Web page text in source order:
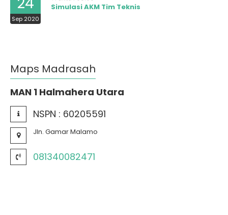
Sep 2020
Simulasi AKM Tim Teknis
Maps Madrasah
MAN 1 Halmahera Utara
NSPN : 60205591
Jln. Gamar Malamo
081340082471